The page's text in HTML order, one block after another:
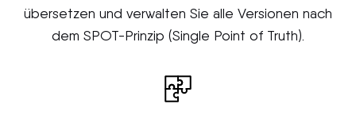
übersetzen und verwalten Sie alle Versionen nach
dem SPOT-Prinzip (Single Point of Truth).